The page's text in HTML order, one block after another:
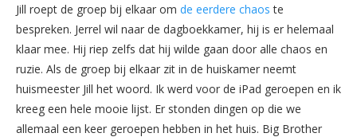
Jill roept de groep bij elkaar om de eerdere chaos te
bespreken. Jerrel wil naar de dagboekkamer, hij is er helemaal
klaar mee. Hij riep zelfs dat hij wilde gaan door alle chaos en
ruzie. Als de groep bij elkaar zit in de huiskamer neemt
huismeester Jill het woord. Ik werd voor de iPad geroepen en ik
kreeg een hele mooie lijst. Er stonden dingen op die we
allemaal een keer geroepen hebben in het huis. Big Brother